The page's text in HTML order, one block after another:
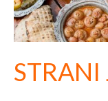
STRANI